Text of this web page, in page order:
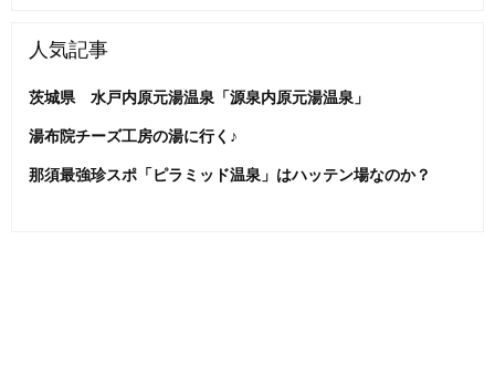
人気記事
茨城県 水戸内原元湯温泉「源泉内原元湯温泉」
湯布院チーズ工房の湯に行く♪
那須最強珍スポ「ピラミッド温泉」はハッテン場なのか？